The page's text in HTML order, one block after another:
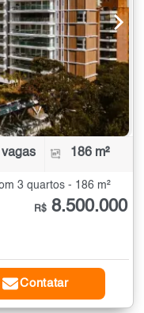
186 m²
3 quartos - 186 m²
R$ 8.500.000
Contatar